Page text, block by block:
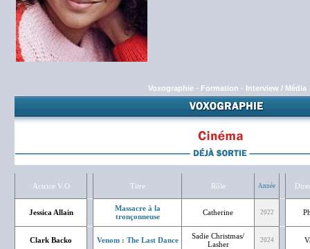
Voxographie - Formation - Interview / Média
Actrice V.O Titre Rôle Année
Jessica Allain
Massacre à la
tronçonneuse
Catherine 2022
Clark Backo Venom : The Last Dance
Sadie Christmas/
Lasher
2024